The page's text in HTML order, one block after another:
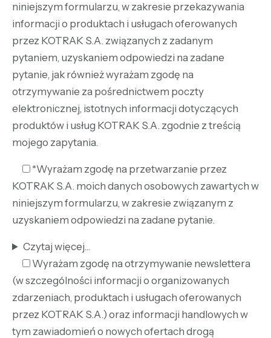
niniejszym formularzu, w zakresie przekazywania
informacji o produktach i usługach oferowanych
przez KOTRAK S.A. związanych z zadanym
pytaniem, uzyskaniem odpowiedzi na zadane
pytanie, jak również wyrażam zgodę na
otrzymywanie za pośrednictwem poczty
elektronicznej, istotnych informacji dotyczących
produktów i usług KOTRAK S.A. zgodnie z treścią
mojego zapytania.
*Wyrażam zgodę na przetwarzanie przez
KOTRAK S.A. moich danych osobowych zawartych w
niniejszym formularzu, w zakresie związanym z
uzyskaniem odpowiedzi na zadane pytanie.
Czytaj więcej...
Wyrażam zgodę na otrzymywanie newslettera
(w szczególności informacji o organizowanych
zdarzeniach, produktach i usługach oferowanych
przez KOTRAK S.A.) oraz informacji handlowych w
tym zawiadomień o nowych ofertach drogą